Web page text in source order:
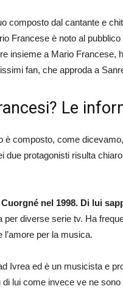
composto dal cantante e
Francese è noto al
insieme a Mario Francese,
fan, che approda a
Le
è composto, come
due protagonisti risulta
nel 1998. Di lui
per diverse serie tv. Ha
per la musica.
Ivrea ed è un musicista e
lui come invece ve ne sono